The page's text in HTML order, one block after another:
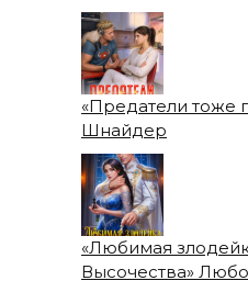
«Предатели тоже
Шнайдер
«Любимая
Высочества»